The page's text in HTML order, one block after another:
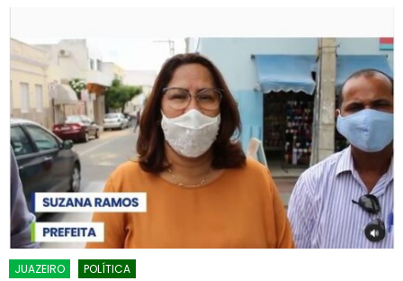
JUAZEIRO POLÍTICA